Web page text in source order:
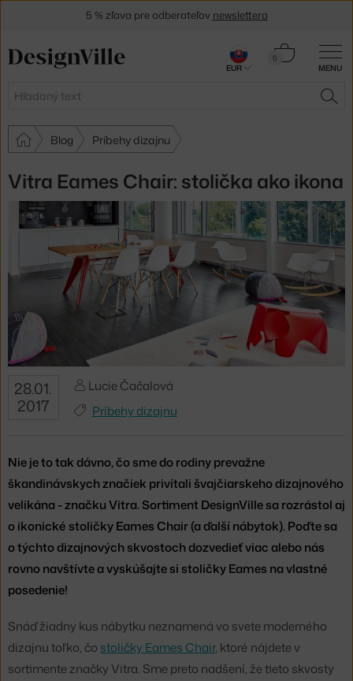
MENU
Hľadať
0
Košík
Blog Príbehy dizajnu
Vitra Eames Chair: stolička ako ikona
28.01.
2017
Lucie Čačalová
Príbehy dizajnu
Nie je to tak dávno, čo sme do rodiny prevažne
škandinávskych značiek privítali švajčiarskeho dizajnového
velikána - značku Vitra. Sortiment DesignVille sa rozrástol aj
o ikonické stoličky Eames Chair (a ďalší nábytok). Poďte sa
o týchto dizajnových skvostoch dozvedieť viac alebo nás
rovno navštívte a vyskúšajte si stoličky Eames na vlastné
posedenie!
Snáď žiadny kus nábytku neznamená vo svete moderného
dizajnu toľko, čo stoličky Eames Chair, ktoré nájdete v
sortimente značky Vitra. Sme preto nadšení, že tieto skvosty
5 % zľava pre odberateľov newslettera
EUR